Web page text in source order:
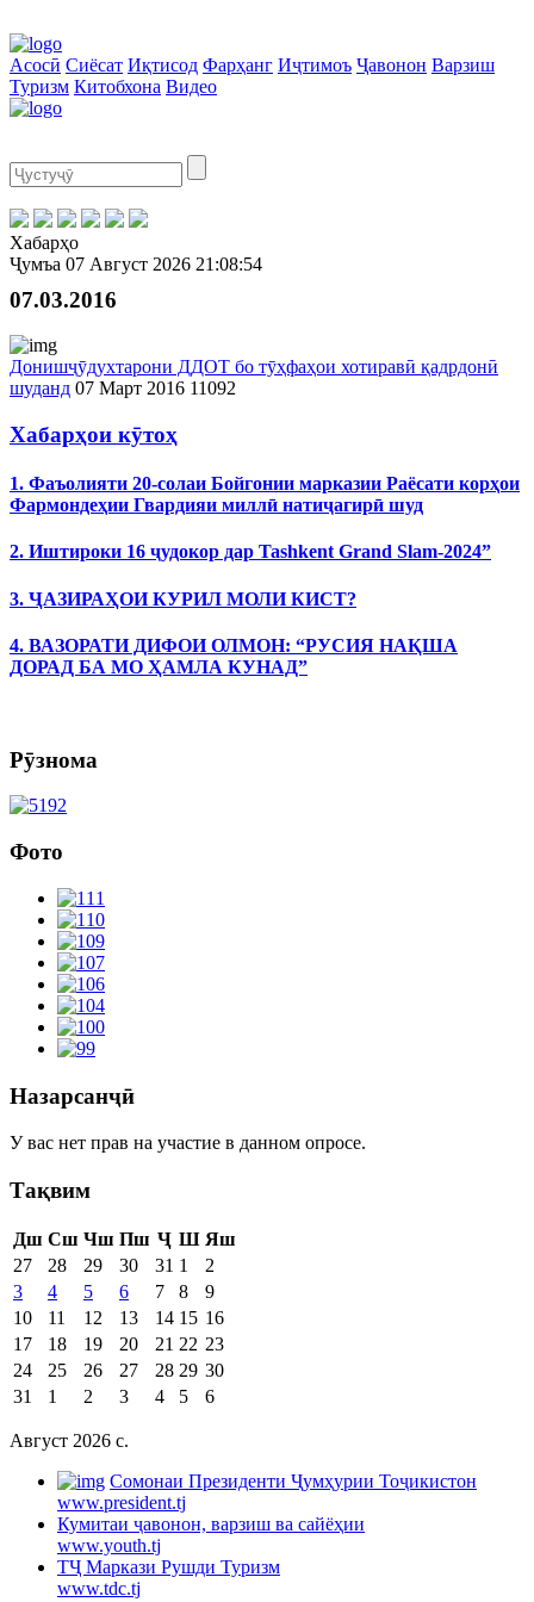
Асосӣ Сиёсат Иқтисод Фарҳанг Иҷтимоъ Ҷавонон Варзиш
Туризм Китобхона Видео
Хабарҳо
Ҷумъа 07 Август 2026 21:08:54
07.03.2016
Донишҷӯдухтарони ДДОТ бо тӯҳфаҳои хотиравӣ қадрдонӣ
шуданд 07 Март 2016 11092
Хабарҳои кӯтоҳ
1. Фаъолияти 20-солаи Бойгонии марказии Раёсати корҳои
Фармондеҳии Гвардияи миллӣ натиҷагирӣ шуд
2. Иштироки 16 ҷудокор дар Tashkent Grand Slam-2024”
3. ҶАЗИРАҲОИ КУРИЛ МОЛИ КИСТ?
4. ВАЗОРАТИ ДИФОИ ОЛМОН: “РУСИЯ НАҚША
ДОРАД БА МО ҲАМЛА КУНАД”
Рӯзнома
Фото
Назарсанҷӣ
У вас нет прав на участие в данном опросе.
Тақвим
Дш Сш Чш Пш Ҷ Ш Яш
27
28 29 30 31 1
2
3
4 5 6 7 8
9
10
11 12 13 14 15 16
17
18 19 20 21 22 23
24
25 26 27 28 29 30
31
1 2 3 4 5 6
Август 2026 c.
Cомонаи Президенти Ҷумҳурии Тоҷикистон
www.president.tj
Кумитаи ҷавонон, варзиш ва сайёҳии
www.youth.tj
ТҶ Маркази Рушди Туризм
www.tdc.tj